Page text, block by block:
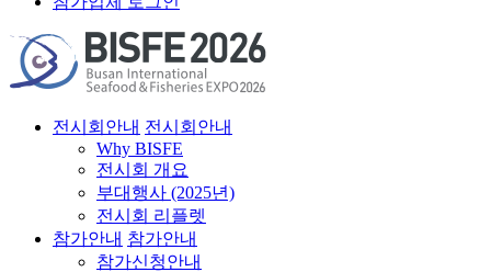
전시회안내 전시회안내
Why BISFE
전시회 개요
부대행사 (2025년)
전시회 리플렛
참가안내 참가안내
참가신청안내